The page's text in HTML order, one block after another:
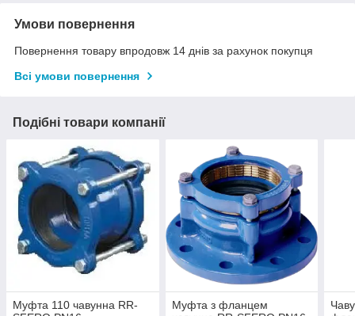
Умови повернення
Повернення товару впродовж 14 днів за рахунок покупця
Всі умови повернення
Подібні товари компанії
Муфта 110 чавунна RR-
Муфта з фланцем